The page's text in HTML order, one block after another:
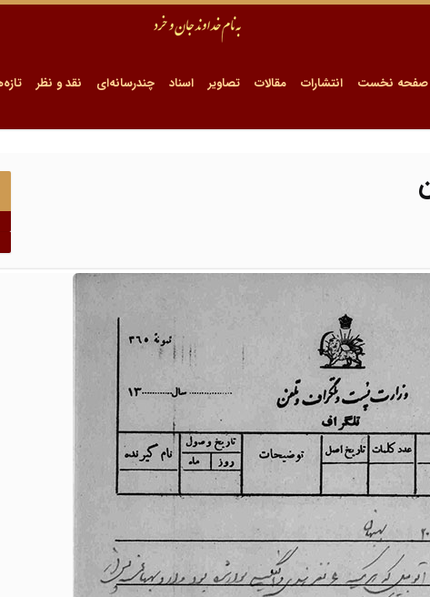
صفحه نخست انتشارات مقالات تصاویر اسناد چندرسانه‌ای نقد و نظر